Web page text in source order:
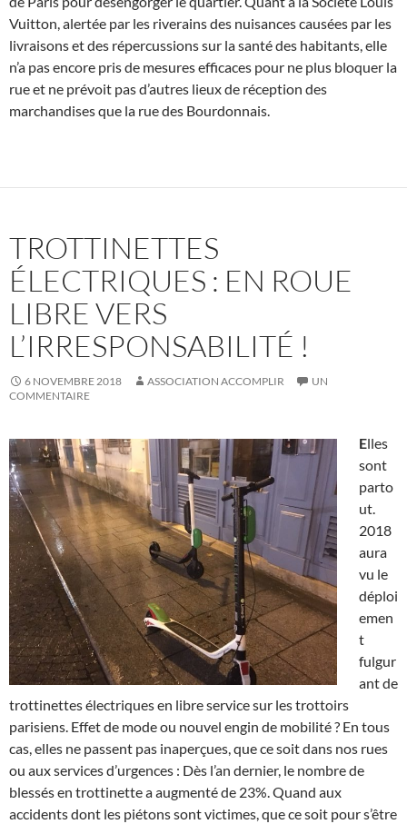
Vuitton, alertée par les riverains des nuisances causées par les
livraisons et des répercussions sur la santé des habitants, elle
n’a pas encore pris de mesures efficaces pour ne plus bloquer la
rue et ne prévoit pas d’autres lieux de réception des
marchandises que la rue des Bourdonnais.
TROTTINETTES
ÉLECTRIQUES : EN ROUE
LIBRE VERS
L’IRRESPONSABILITÉ !
6 NOVEMBRE 2018 ASSOCIATION ACCOMPLIR
UN
COMMENTAIRE
Elles
sont
parto
ut.
2018
aura
vu le
déploi
emen
t
fulgur
ant de
trottinettes électriques en libre service sur les trottoirs
parisiens. Effet de mode ou nouvel engin de mobilité ? En tous
cas, elles ne passent pas inaperçues, que ce soit dans nos rues
ou aux services d’urgences : Dès l’an dernier, le nombre de
blessés en trottinette a augmenté de 23%. Quand aux
accidents dont les piétons sont victimes, que ce soit pour s’être